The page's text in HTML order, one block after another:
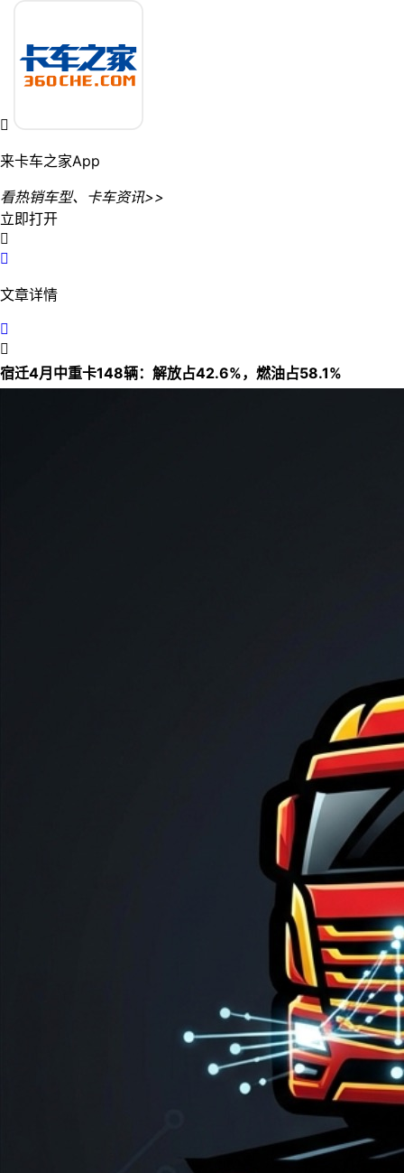

来卡车之家App
看热销车型、卡车资讯>>
立即打开


文章详情


宿迁4月中重卡148辆：解放占42.6%，燃油占58.1%